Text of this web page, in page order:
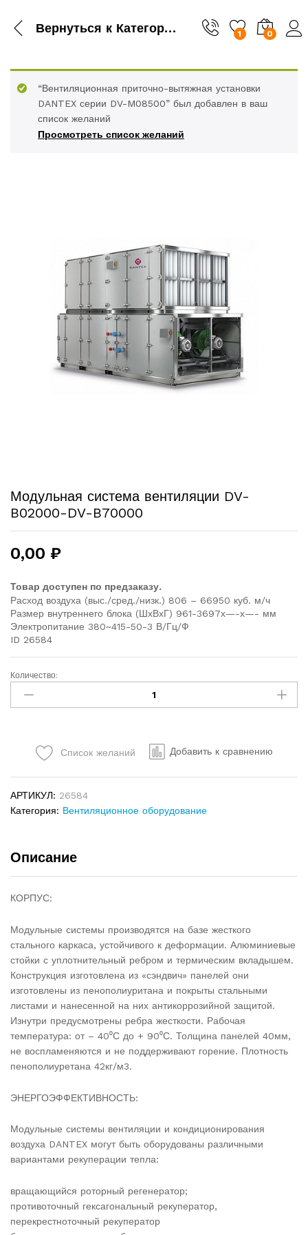
Вернуться к Категория 1 0
Просмотреть список желаний
“Вентиляционная приточно-вытяжная установки
DANTEX серии DV-M08500” был добавлен в ваш
список желаний
Модульная система вентиляции DV-
B02000-DV-B70000
0,00 ₽
Товар доступен по предзаказу.
Расход воздуха (выс./сред./низк.) 806 – 66950 куб. м/ч
Размер внутреннего блока (ШхВхГ) 961-3697х—-х—- мм
Электропитание 380~415-50-3 В/Гц/Ф
ID 26584
Количество:
Список желаний Добавить к сравнению
АРТИКУЛ: 26584
Категория: Вентиляционное оборудование
Описание
КОРПУС:
Модульные системы производятся на базе жесткого
стального каркаса, устойчивого к деформации. Алюминиевые
стойки с уплотнительный ребром и термическим вкладышем.
Конструкция изготовлена из «сэндвич» панелей они
изготовлены из пенополиуритана и покрыты стальными
листами и нанесенной на них антикоррозийной защитой.
Изнутри предусмотрены ребра жесткости. Рабочая
температура: от – 40⁰С до + 90⁰С. Толщина панелей 40мм,
не воспламеняются и не поддерживают горение. Плотность
пенополиуретана 42кг/м3.
ЭНЕРГОЭФФЕКТИВНОСТЬ:
Модульные системы вентиляции и кондиционирования
воздуха DANTEX могут быть оборудованы различными
вариантами рекуперации тепла:
вращающийся роторный регенератор;
противоточный гексагональный рекуператор,
перекрестноточный рекуператор